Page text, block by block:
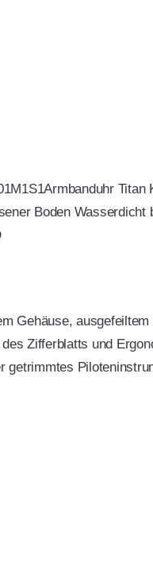
Titan
Boden Wasserdicht
Gehäuse,
Zifferblatts und
getrimmtes